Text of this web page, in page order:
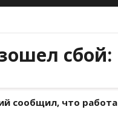
сбой:
сообщил, что работа